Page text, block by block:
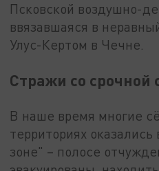
Псковской воздушно-
ввязавшаяся в
Улус-Кертом в Чечне.
Стражи со срочной
В наше время многие
территориях
зоне" – полосе